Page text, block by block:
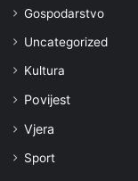
Gospodarstvo
Uncategorized
Kultura
Povijest
Vjera
Sport